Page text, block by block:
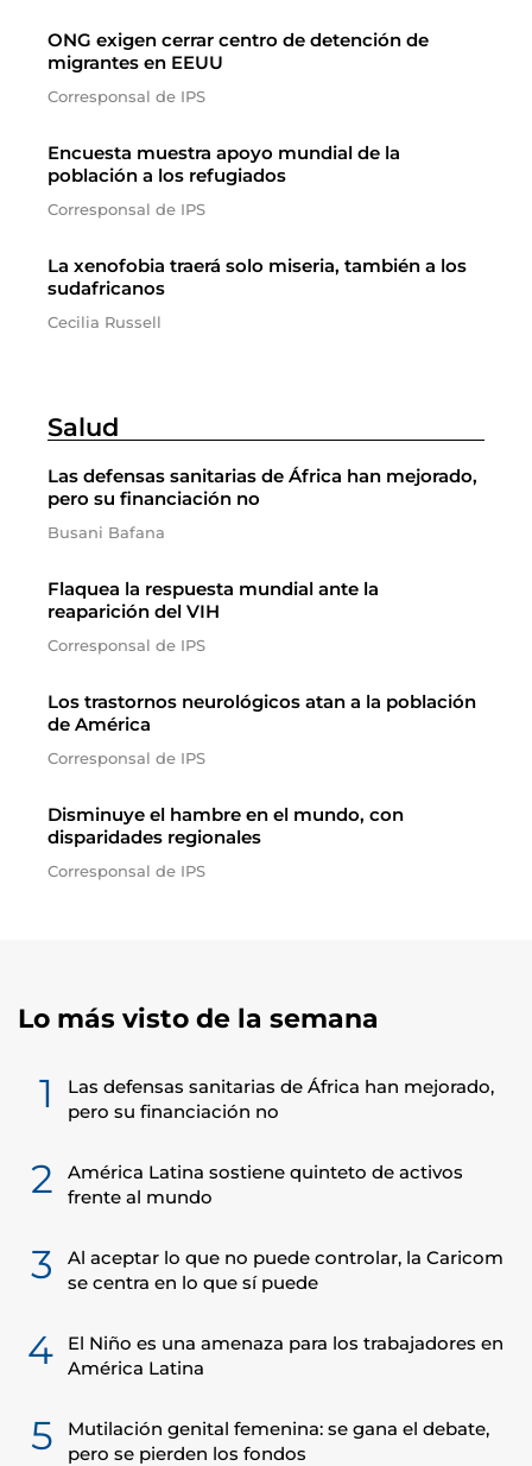
ONG exigen cerrar centro de detención de
migrantes en EEUU
Corresponsal de IPS
Encuesta muestra apoyo mundial de la
población a los refugiados
Corresponsal de IPS
La xenofobia traerá solo miseria, también a los
sudafricanos
Cecilia Russell
Salud
Las defensas sanitarias de África han mejorado,
pero su financiación no
Busani Bafana
Flaquea la respuesta mundial ante la
reaparición del VIH
Corresponsal de IPS
Los trastornos neurológicos atan a la población
de América
Corresponsal de IPS
Disminuye el hambre en el mundo, con
disparidades regionales
Corresponsal de IPS
Lo más visto de la semana
1
Las defensas sanitarias de África han mejorado,
pero su financiación no
2
América Latina sostiene quinteto de activos
frente al mundo
3
Al aceptar lo que no puede controlar, la Caricom
se centra en lo que sí puede
4
El Niño es una amenaza para los trabajadores en
América Latina
5
Mutilación genital femenina: se gana el debate,
pero se pierden los fondos